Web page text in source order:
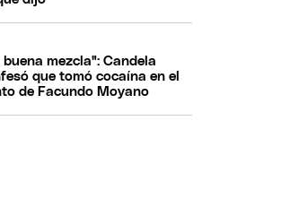
mezcla": Candela
que tomó cocaína en el
de Facundo Moyano